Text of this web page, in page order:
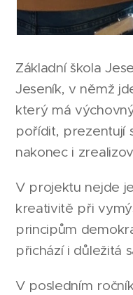
Základní škola
Jeseník, v němž
který má
pořídit, prezentují
nakonec i
V projektu nejde
kreativitě při
principům
přichází i důležitá
V posledním